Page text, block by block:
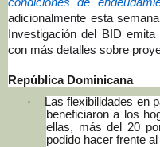
condiciones de
adicionalmente esta
Investigación del BID
con más detalles sobre
República Dominicana
·
Las flexibilidades en
beneficiaron a los
ellas, más del 20
podido hacer frente